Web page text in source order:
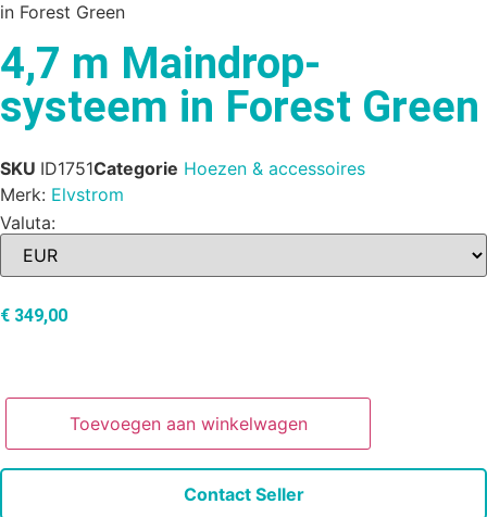
in Forest Green
4,7 m Maindrop-
systeem in Forest Green
SKU ID1751Categorie Hoezen & accessoires
Merk: Elvstrom
Valuta:
€ 349,00
Toevoegen aan winkelwagen
Contact Seller